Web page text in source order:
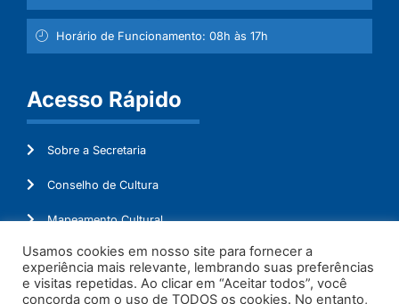
Horário de Funcionamento: 08h às 17h
Acesso Rápido
Sobre a Secretaria
Conselho de Cultura
Mapeamento Cultural
Lei Aldir Blanc
Ouvidoria
Usamos cookies em nosso site para fornecer a
experiência mais relevante, lembrando suas preferências
e visitas repetidas. Ao clicar em “Aceitar todos”, você
concorda com o uso de TODOS os cookies. No entanto,